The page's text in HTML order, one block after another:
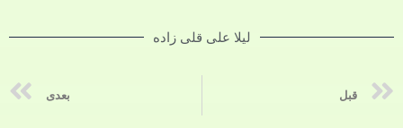
لیلا علی قلی زاده
قبل بعدی